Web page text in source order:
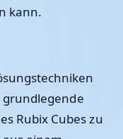
kann.
grundlegende
Rubix Cubes zu